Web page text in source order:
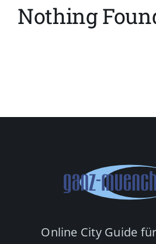
Nothing
Online City Guide